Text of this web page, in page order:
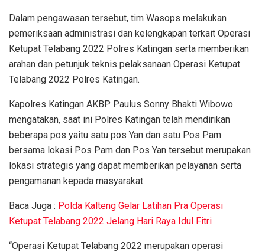
Dalam pengawasan tersebut, tim Wasops melakukan
pemeriksaan administrasi dan kelengkapan terkait Operasi
Ketupat Telabang 2022 Polres Katingan serta memberikan
arahan dan petunjuk teknis pelaksanaan Operasi Ketupat
Telabang 2022 Polres Katingan.
Kapolres Katingan AKBP Paulus Sonny Bhakti Wibowo
mengatakan, saat ini Polres Katingan telah mendirikan
beberapa pos yaitu satu pos Yan dan satu Pos Pam
bersama lokasi Pos Pam dan Pos Yan tersebut merupakan
lokasi strategis yang dapat memberikan pelayanan serta
pengamanan kepada masyarakat.
Baca Juga : Polda Kalteng Gelar Latihan Pra Operasi
Ketupat Telabang 2022 Jelang Hari Raya Idul Fitri
“Operasi Ketupat Telabang 2022 merupakan operasi